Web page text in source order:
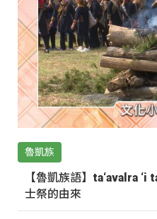
魯凱族
【魯凱族語】ta‘avalra
士祭的由來